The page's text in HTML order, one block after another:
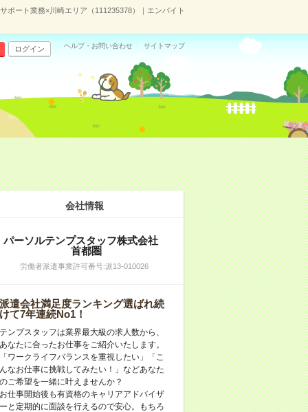
ポート業務×川崎エリア（111235378）｜エンバイト
ログイン ヘルプ・お問い合わせ サイトマップ
会社情報
パーソルテンプスタッフ株式会社
首都圏
労働者派遣事業許可番号:派13-010026
遣会社満足度ランキング選ばれ続
て7年連続No1！
ンプスタッフは業界最大級の求人数から、
なたに合ったお仕事をご紹介いたします。
ワークライフバランスを重視したい」「こ
なお仕事に挑戦してみたい！」などあなた
ご希望を一緒に叶えませんか？
仕事開始後も有資格のキャリアアドバイザ
と定期的に面談を行えるので安心。もちろ